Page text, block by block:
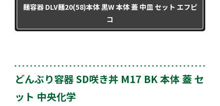
麺容器 DLV麺20(58)本体 黒W 本体 蓋 中皿 セット エフピ
コ
どんぶり容器 SD咲き丼 M17 BK 本体 蓋 セ
ット 中央化学